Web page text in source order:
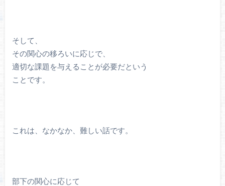
そして、
その関心の移ろいに応じで、
適切な課題を与えることが必要だという
ことです。
これは、なかなか、難しい話です。
部下の関心に応じて